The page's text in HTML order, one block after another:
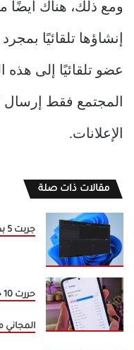
ومع ذلك، هناك أيضًا
إنشاؤها تلقائيًا
عضو تلقائيًا إلى
المجتمع فقط
الإعلانات.
مقالات ذات صلة
جربت 5 بدائل مجانية لـ Premiere Pro وهذا ما اعتمدته
المجاني